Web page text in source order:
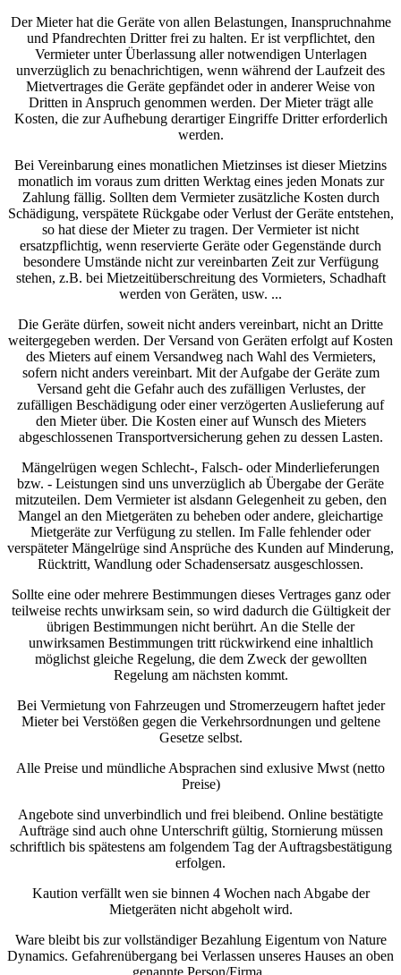
Der Mieter hat die Geräte von allen Belastungen, Inanspruchnahme
und Pfandrechten Dritter frei zu halten. Er ist verpflichtet, den
Vermieter unter Überlassung aller notwendigen Unterlagen
unverzüglich zu benachrichtigen, wenn während der Laufzeit des
Mietvertrages die Geräte gepfändet oder in anderer Weise von
Dritten in Anspruch genommen werden. Der Mieter trägt alle
Kosten, die zur Aufhebung derartiger Eingriffe Dritter erforderlich
werden.
Bei Vereinbarung eines monatlichen Mietzinses ist dieser Mietzins
monatlich im voraus zum dritten Werktag eines jeden Monats zur
Zahlung fällig. Sollten dem Vermieter zusätzliche Kosten durch
Schädigung, verspätete Rückgabe oder Verlust der Geräte entstehen,
so hat diese der Mieter zu tragen. Der Vermieter ist nicht
ersatzpflichtig, wenn reservierte Geräte oder Gegenstände durch
besondere Umstände nicht zur vereinbarten Zeit zur Verfügung
stehen, z.B. bei Mietzeitüberschreitung des Vormieters, Schadhaft
werden von Geräten, usw. ...
Die Geräte dürfen, soweit nicht anders vereinbart, nicht an Dritte
weitergegeben werden. Der Versand von Geräten erfolgt auf Kosten
des Mieters auf einem Versandweg nach Wahl des Vermieters,
sofern nicht anders vereinbart. Mit der Aufgabe der Geräte zum
Versand geht die Gefahr auch des zufälligen Verlustes, der
zufälligen Beschädigung oder einer verzögerten Auslieferung auf
den Mieter über. Die Kosten einer auf Wunsch des Mieters
abgeschlossenen Transportversicherung gehen zu dessen Lasten.
Mängelrügen wegen Schlecht-, Falsch- oder Minderlieferungen
bzw. - Leistungen sind uns unverzüglich ab Übergabe der Geräte
mitzuteilen. Dem Vermieter ist alsdann Gelegenheit zu geben, den
Mangel an den Mietgeräten zu beheben oder andere, gleichartige
Mietgeräte zur Verfügung zu stellen. Im Falle fehlender oder
verspäteter Mängelrüge sind Ansprüche des Kunden auf Minderung,
Rücktritt, Wandlung oder Schadensersatz ausgeschlossen.
Sollte eine oder mehrere Bestimmungen dieses Vertrages ganz oder
teilweise rechts unwirksam sein, so wird dadurch die Gültigkeit der
übrigen Bestimmungen nicht berührt. An die Stelle der
unwirksamen Bestimmungen tritt rückwirkend eine inhaltlich
möglichst gleiche Regelung, die dem Zweck der gewollten
Regelung am nächsten kommt.
Bei Vermietung von Fahrzeugen und Stromerzeugern haftet jeder
Mieter bei Verstößen gegen die Verkehrsordnungen und geltene
Gesetze selbst.
Alle Preise und mündliche Absprachen sind exlusive Mwst (netto
Preise)
Angebote sind unverbindlich und frei bleibend. Online bestätigte
Aufträge sind auch ohne Unterschrift gültig, Stornierung müssen
schriftlich bis spätestens am folgendem Tag der Auftragsbestätigung
erfolgen.
Kaution verfällt wen sie binnen 4 Wochen nach Abgabe der
Mietgeräten nicht abgeholt wird.
Ware bleibt bis zur vollständiger Bezahlung Eigentum von Nature
Dynamics. Gefahrenübergang bei Verlassen unseres Hauses an oben
genannte Person/Firma .